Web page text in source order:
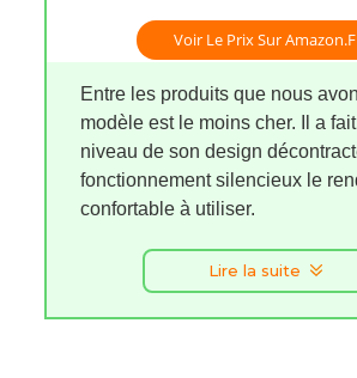
Voir Le Prix Sur
Entre les produits que nous
modèle est le moins cher. Il a
niveau de son design
fonctionnement silencieux le
confortable à utiliser.
Lire la suite